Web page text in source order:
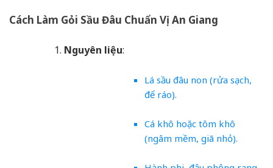
Cách Làm Gỏi Sầu Đâu Chuẩn Vị An Giang
Nguyên liệu:
Lá sầu đâu non (rửa sạch,
để ráo).
Cá khô hoặc tôm khô
(ngâm mềm, giã nhỏ).